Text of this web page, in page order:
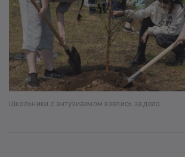
Школьники с энтузиазмом взялись за дело